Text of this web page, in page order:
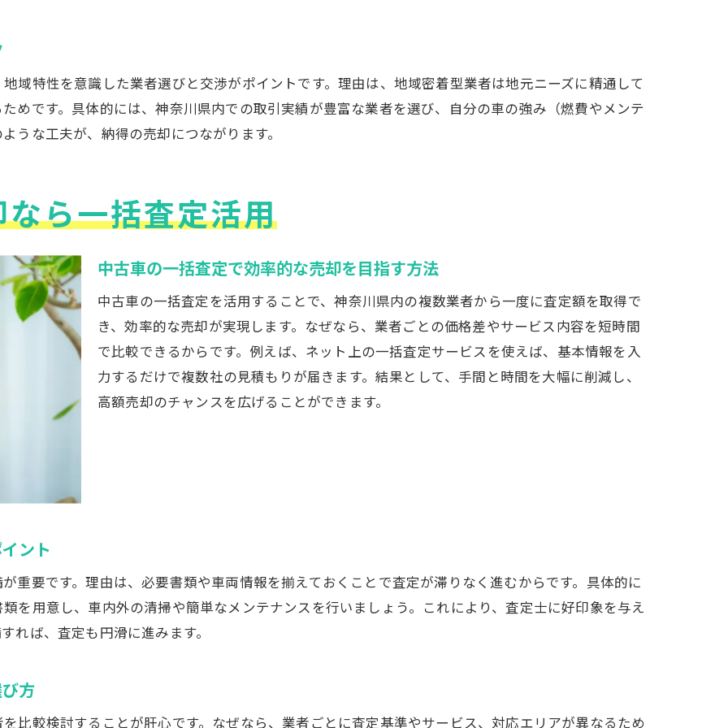
高額査定を引き出す交渉テクニック紹介
契約前に確認したい中古車売却の注意点
事故車も安心して任せる一括査定の魅力
中古車査定で事故歴が与える影響とは
事故車も高値が狙える一括査定のポイント
安心できる事故車買取業者の選び方
事故車査定時に注意すべき書類と手続き
事故車売却で失敗しないための対策
最新の中古車買取相場表から見る売却戦略
中古車買取相場表をチェックする重要性
相場を把握して中古車売却を有利に進める
中古車一括査定と相場比較のポイント解説
高額売却を実現する中古車相場活用術
域特性を意識した業者選びと交渉がポイントです。理由は、地域密着型業者は地元ニーズに精通して
めです。具体的には、神奈川県内での取引実績が豊富な業者を選び、自分の車の強み（燃費やメンテ
うな工夫が、納得の売却につながります。
ら一括査定活用
中古車の一括査定で効率的な売却を目指す方法
中古車の一括査定を活用することで、神奈川県内の複数業者から一度に査定額を取得で
き、効率的な売却が実現します。なぜなら、業者ごとの価格差やサービス内容を短時間
で比較できるからです。例えば、ネット上の一括査定サービスを使えば、基本情報を入
力するだけで複数社の見積もりが届きます。結果として、手間と時間を大幅に削減し、
高額売却のチャンスを広げることができます。
ント
重要です。理由は、必要書類や車両情報を揃えておくことで査定が滞りなく進むからです。具体的に
を用意し、車内外の清掃や簡単なメンテナンスを行いましょう。これにより、査定士に好印象を与え
れば、査定も円滑に進みます。
方
比較検討することが肝心です。なぜなら、業者ごとに査定基準やサービス、対応エリアが異なるため